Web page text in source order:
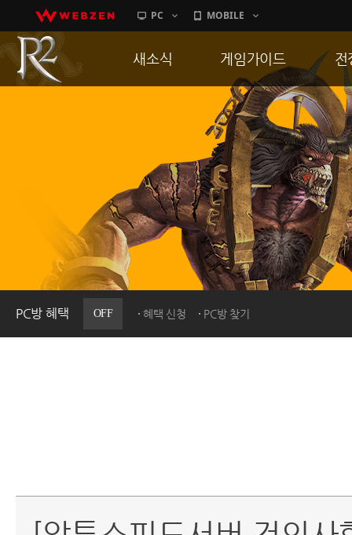
PC MOBILE
PC방 혜택 OFF 혜택 신청 PC방 찾기
새소식
이벤트
히스토리
PC방으로간다
게임가이드
게임 특징
서버가이드
신병훈련소
세부가이드
통합보급센터
전
통
공